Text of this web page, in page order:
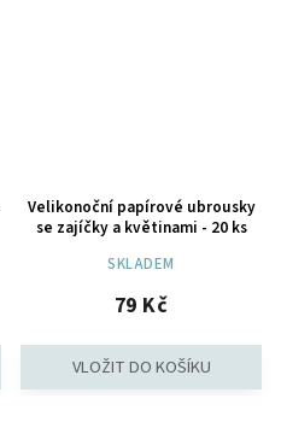
Velikonoční papírové ubrousky
se zajíčky a květinami - 20 ks
SKLADEM
79 Kč